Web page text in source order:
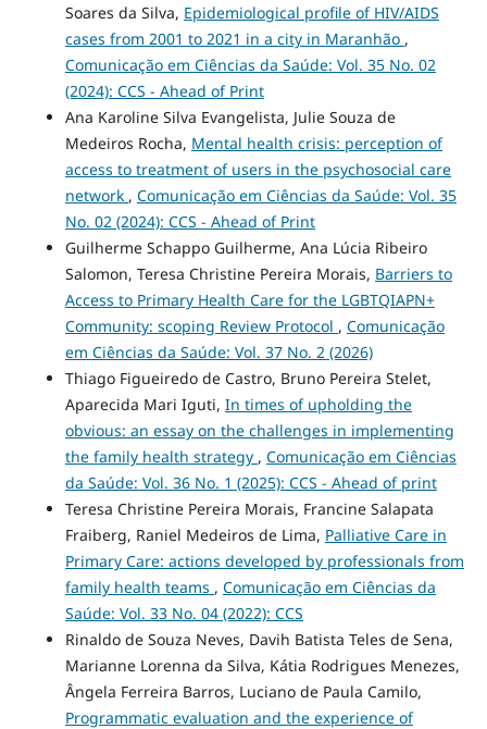
Soares da Silva, Epidemiological profile of HIV/AIDS
cases from 2001 to 2021 in a city in Maranhão ,
Comunicação em Ciências da Saúde: Vol. 35 No. 02
(2024): CCS - Ahead of Print
Ana Karoline Silva Evangelista, Julie Souza de
Medeiros Rocha, Mental health crisis: perception of
access to treatment of users in the psychosocial care
network , Comunicação em Ciências da Saúde: Vol. 35
No. 02 (2024): CCS - Ahead of Print
Guilherme Schappo Guilherme, Ana Lúcia Ribeiro
Salomon, Teresa Christine Pereira Morais, Barriers to
Access to Primary Health Care for the LGBTQIAPN+
Community: scoping Review Protocol , Comunicação
em Ciências da Saúde: Vol. 37 No. 2 (2026)
Thiago Figueiredo de Castro, Bruno Pereira Stelet,
Aparecida Mari Iguti, In times of upholding the
obvious: an essay on the challenges in implementing
the family health strategy , Comunicação em Ciências
da Saúde: Vol. 36 No. 1 (2025): CCS - Ahead of print
Teresa Christine Pereira Morais, Francine Salapata
Fraiberg, Raniel Medeiros de Lima, Palliative Care in
Primary Care: actions developed by professionals from
family health teams , Comunicação em Ciências da
Saúde: Vol. 33 No. 04 (2022): CCS
Rinaldo de Souza Neves, Davih Batista Teles de Sena,
Marianne Lorenna da Silva, Kátia Rodrigues Menezes,
Ângela Ferreira Barros, Luciano de Paula Camilo,
Programmatic evaluation and the experience of